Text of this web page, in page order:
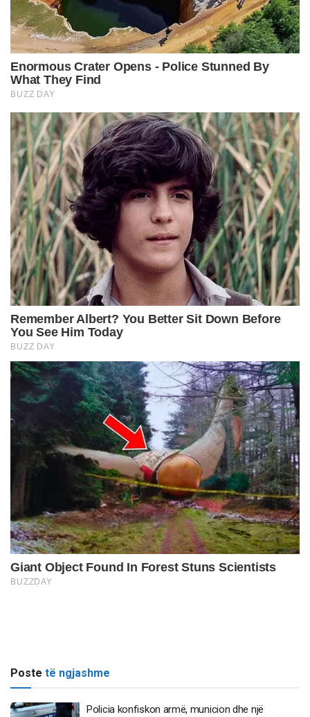
Poste të ngjashme
Policia konfiskon armë, municion dhe një